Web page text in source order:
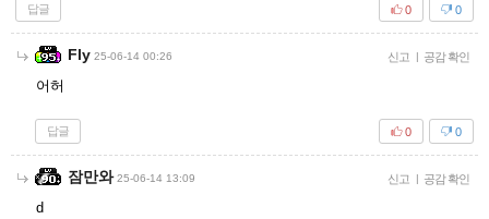
답글 0
0
Fly 25-06-14 00:26 신고 | 공감 확인
어허
답글 0
0
잠만와 25-06-14 13:09 신고 | 공감 확인
d